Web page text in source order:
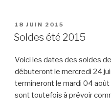
PUBLIÉ
LE
18 JUIN 2015
Soldes été 2015
Voici les dates des soldes
débuteront le mercredi 24
termineront le mardi 04
sont toutefois à prévoir